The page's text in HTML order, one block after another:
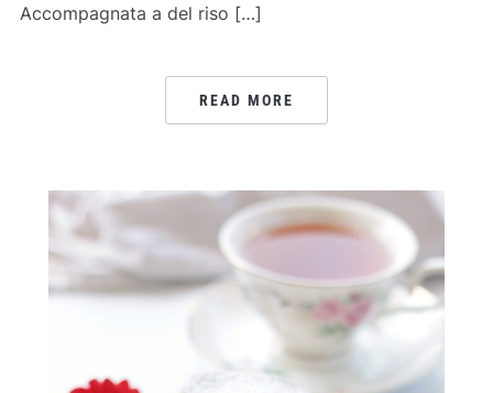
Accompagnata a del riso […]
READ MORE